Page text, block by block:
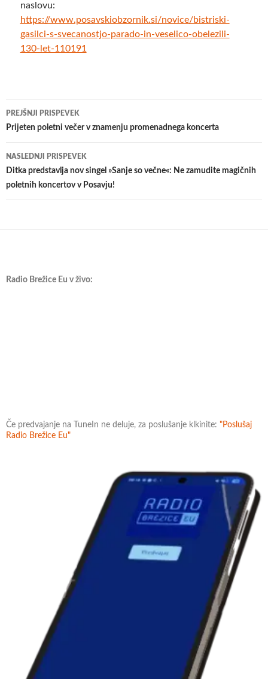
naslovu:
https://www.posavskiobzornik.si/novice/bistriski-
gasilci-s-svecanostjo-parado-in-veselico-obelezili-
130-let-110191
Krmarjenje
po
prispevkih
PREJŠNJI PRISPEVEK
​Prijeten poletni večer v znamenju promenadnega koncerta
NASLEDNJI PRISPEVEK
Ditka predstavlja nov singel »Sanje so večne«: Ne zamudite magičnih
poletnih koncertov v Posavju!
Radio Brežice Eu v živo:
Če predvajanje na TuneIn ne deluje, za poslušanje klkinite: "Poslušaj
Radio Brežice Eu"